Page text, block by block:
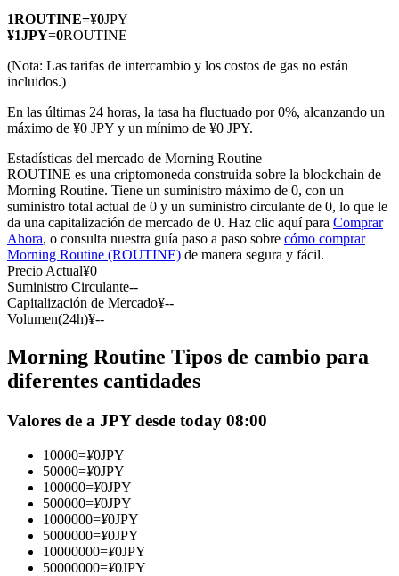
Futuros del USDC
Futuros que utilizan USDC como garantía
Copiar Trading
1ROUTINE=¥0JPY
¥1JPY=0ROUTINE
(Nota: Las tarifas de intercambio y los costos de gas no están
incluidos.)
En las últimas 24 horas, la tasa ha fluctuado por 0%, alcanzando un
máximo de ¥0 JPY y un mínimo de ¥0 JPY.
Estadísticas del mercado de Morning Routine
ROUTINE es una criptomoneda construida sobre la blockchain de
Morning Routine. Tiene un suministro máximo de 0, con un
suministro total actual de 0 y un suministro circulante de 0, lo que le
da una capitalización de mercado de 0. Haz clic aquí para Comprar
Ahora, o consulta nuestra guía paso a paso sobre cómo comprar
Morning Routine (ROUTINE) de manera segura y fácil.
Precio Actual¥0
Suministro Circulante--
Capitalización de Mercado¥--
Volumen(24h)¥--
Morning Routine Tipos de cambio para
diferentes cantidades
Valores de a JPY desde today 08:00
10000=¥0JPY
50000=¥0JPY
100000=¥0JPY
500000=¥0JPY
1000000=¥0JPY
5000000=¥0JPY
10000000=¥0JPY
50000000=¥0JPY